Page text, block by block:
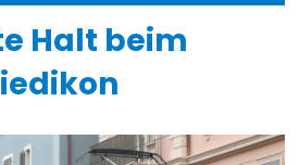
Halt beim